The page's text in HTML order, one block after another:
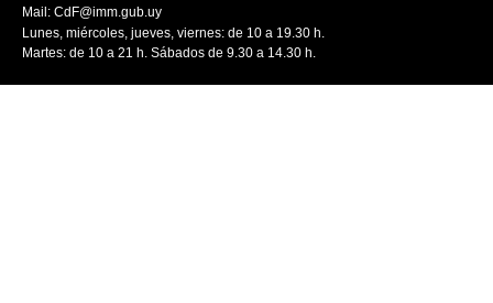
Mail: CdF@imm.gub.uy
Lunes, miércoles, jueves, viernes: de 10 a 19.30 h.
Martes: de 10 a 21 h. Sábados de 9.30 a 14.30 h.